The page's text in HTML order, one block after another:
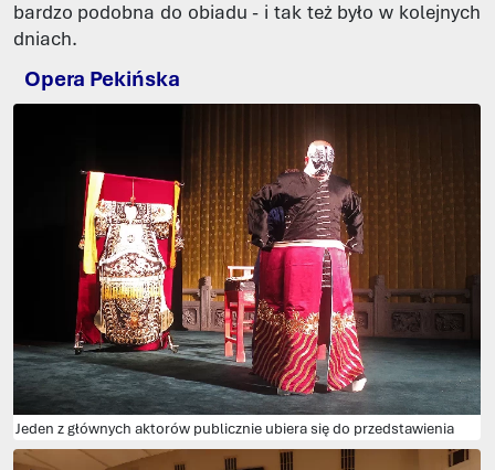
bardzo podobna do obiadu - i tak też było w kolejnych
dniach.
Opera Pekińska
Jeden z głównych aktorów publicznie ubiera się do przedstawienia